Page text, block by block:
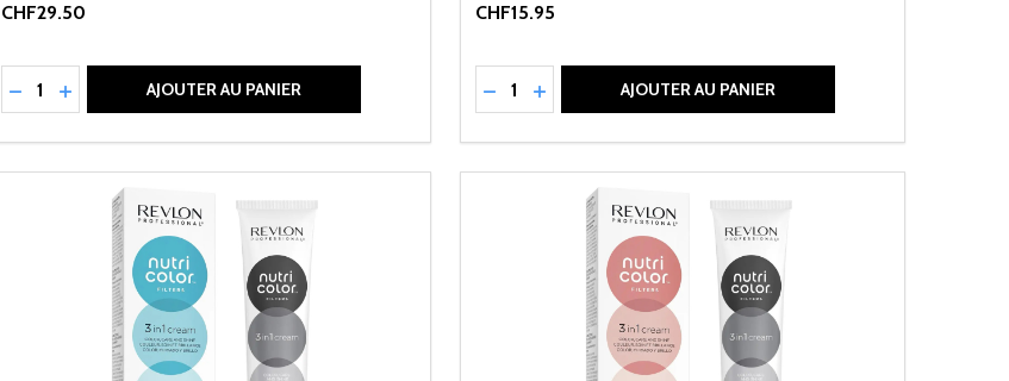
CHF29.50
Quantité:
RÉDUIRE LA QUANTITÉ DE UNDEFINED
AUGMENTER LA QUANTITÉ DE UNDEFINED
AJOUTER AU PANIER
CHF15.95
Quantité:
RÉDUIRE LA QUANTITÉ DE UNDEFINED
AUGMENTER LA QUANTITÉ DE UNDEFINED
AJOUTER AU PANIER